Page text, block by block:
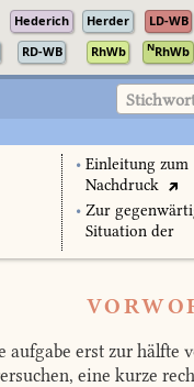
Hederich Herder LD-WB
RD-WB RhWb NRhWb
• Einleitung zum
Nachdruck
• Zur
Situation der
aufgabe erst zur hälfte
eine kurze